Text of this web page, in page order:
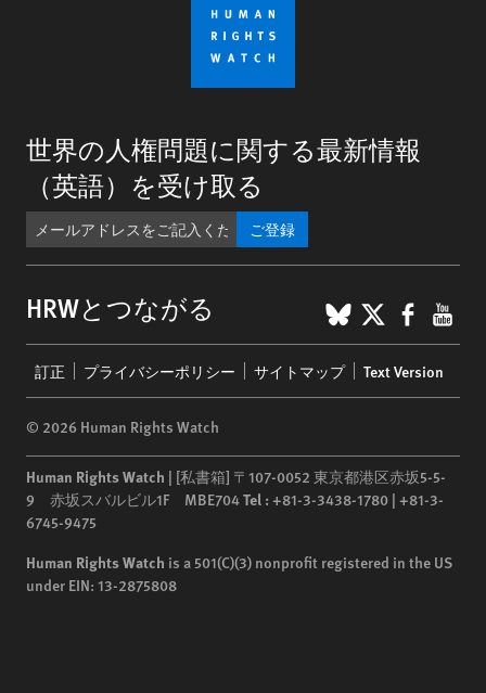
世界の人権問題に関する最新情報
（英語）を受け取る
ご登録
HRWとつながる BlueSky
X
menu
訂正 プライバシーポリシー サイトマップ Text Version
© 2026 Human Rights Watch
Human Rights Watch | [私書箱] 〒107-0052 東京都港区赤坂5-5-
9 赤坂スバルビル1F MBE704Tel :+81-3-3438-1780 | +81-3-
6745-9475
Human Rights Watch is a 501(C)(3) nonprofit registered in the US
under EIN: 13-2875808